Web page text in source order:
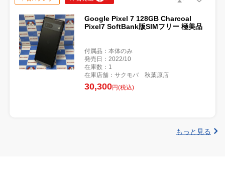
Google Pixel 7 128GB Charcoal
Pixel7 SoftBank版SIMフリー 極美品
付属品：本体のみ
発売日：2022/10
在庫数：1
在庫店舗：サクモバ 秋葉原店
30,300円(税込)
もっと見る